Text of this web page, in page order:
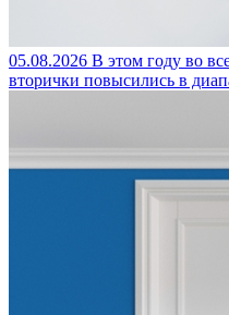
05.08.2026 В этом году во
вторички повысились в